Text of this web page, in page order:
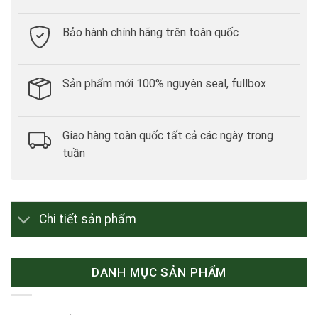
Bảo hành chính hãng trên toàn quốc
Sản phẩm mới 100% nguyên seal, fullbox
Giao hàng toàn quốc tất cả các ngày trong
tuần
Chi tiết sản phẩm
DANH MỤC SẢN PHẨM